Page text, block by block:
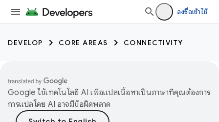
ลงชื่อเข้าใช้
DEVELOP CORE AREAS CONNECTIVITY
Google ใช้เทคโนโลยี AI เพื่อแปลเนื้อหาเป็นภาษาที่คุณต้องการ
การแปลโดย AI อาจมีข้อผิดพลาด